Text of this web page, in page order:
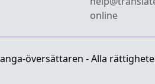
online
översättaren - Alla